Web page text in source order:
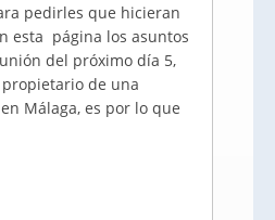
pedirles que hicieran
esta página los asuntos
del próximo día 5,
de una
Málaga, es por lo que